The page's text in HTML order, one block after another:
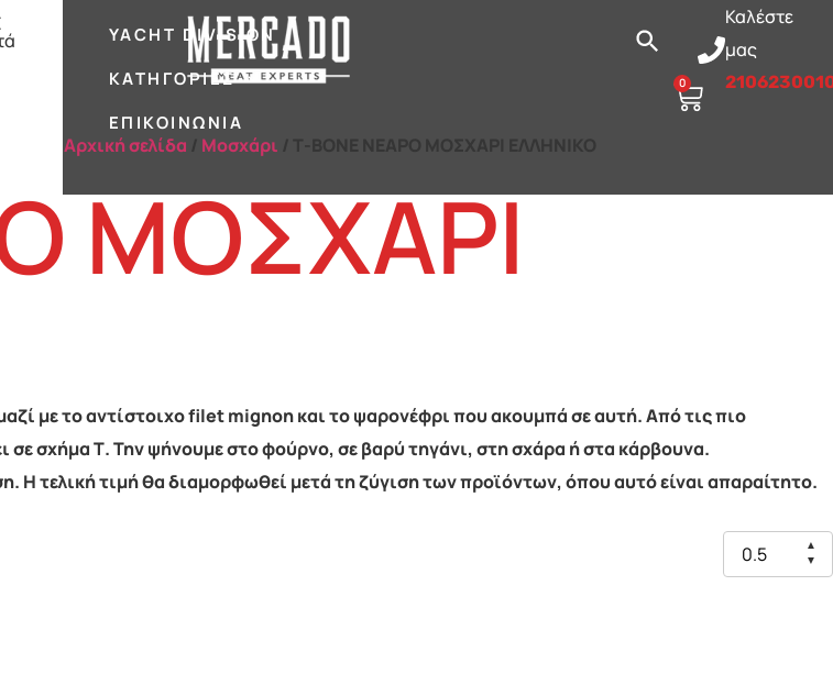
YACHT DIVISION
ΚΑΤΗΓΟΡΊΕΣ
ΕΠΙΚΟΙΝΩΝΊΑ
0
Καλέστε
μας
Αρχική σελίδα / Μοσχάρι / Τ-ΒΟΝΕ ΝΕΑΡΟ ΜΟΣΧΑΡΙ ΕΛΛΗΝΙΚΟ
ΜΟΣΧΑΡΙ
με το αντίστοιχο filet mignon και το ψαρονέφρι που ακουμπά σε αυτή. Από τις πιο
σχήμα Τ. Την ψήνουμε στο φούρνο, σε βαρύ τηγάνι, στη σχάρα ή στα κάρβουνα.
Η τελική τιμή θα διαμορφωθεί μετά τη ζύγιση των προϊόντων, όπου αυτό είναι απαραίτητο.
▲
▼